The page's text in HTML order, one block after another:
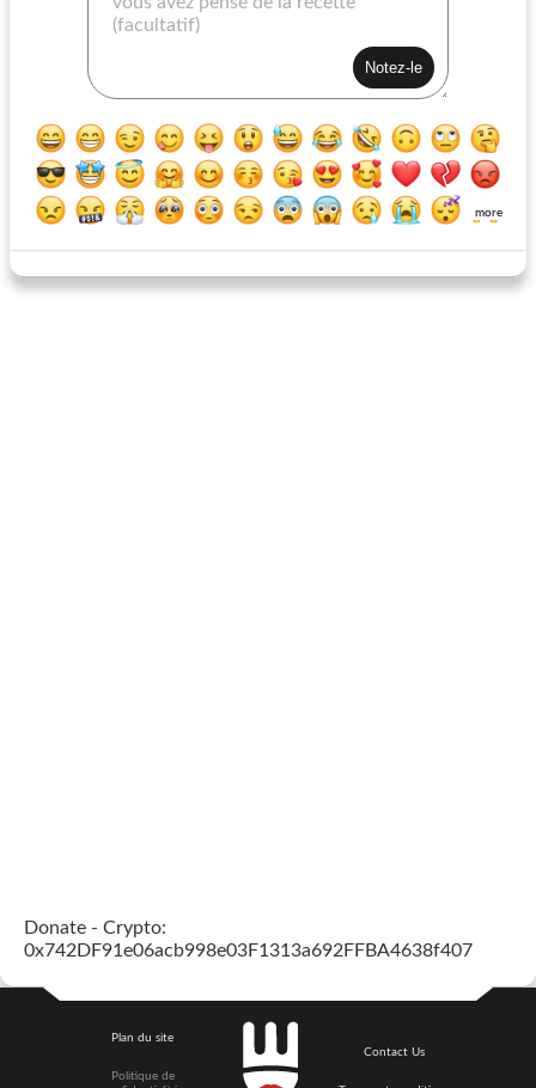
saut de riz rapide ragoût pour deux
more
Donate - Crypto:
0x742DF91e06acb998e03F1313a692FFBA4638f407
Plan du site
Politique de
Contact Us